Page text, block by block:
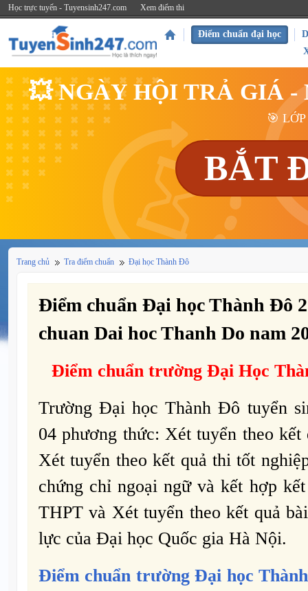
Học trực tuyến - Tuyensinh247.com Xem điểm thi
Điểm chuẩn đại học
💥 NGÀY HỘI TRẢ GIÁ -
🎯
BẮT
Trang chủ Tra điểm chuẩn Đại học Thành Đô
Điểm chuẩn Đại học Thành Đô
chuan Dai hoc Thanh Do nam
Điểm chuẩn trường Đại Học
Trường Đại học Thành Đô tuyển
04 phương thức: Xét tuyển theo kết
Xét tuyển theo kết quả thi tốt
chứng chỉ ngoại ngữ và kết hợp
THPT và Xét tuyển theo kết quả
lực của Đại học Quốc gia Hà Nội.
Điểm chuẩn trường Đại học